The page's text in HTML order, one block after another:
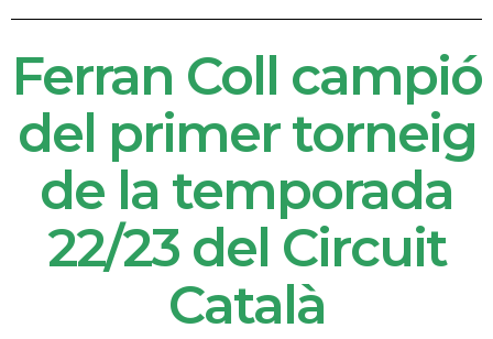
Ferran Coll campió
del primer torneig
de la temporada
22/23 del Circuit
Català